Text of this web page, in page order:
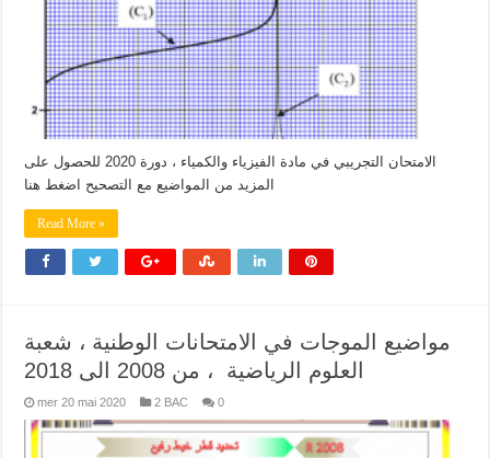
الامتحان التجريبي في مادة الفيزياء والكمياء ، دورة 2020 للحصول على
المزيد من المواضيع مع التصحيح اضغط هنا
Read More »
مواضيع الموجات في الامتحانات الوطنية ، شعبة
العلوم الرياضية ، من 2008 الى 2018
mer 20 mai 2020 2 BAC 0